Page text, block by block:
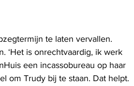
te laten vervallen.
‘Het is onrechtvaardig, ik werk
een incassobureau op haar
om Trudy bij te staan. Dat helpt.